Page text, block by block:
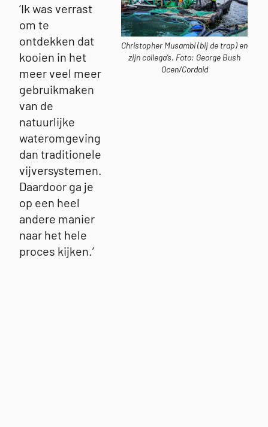
‘Ik was verrast
om te
ontdekken dat
kooien in het
meer veel meer
gebruikmaken
van de
natuurlijke
wateromgeving
dan traditionele
vijversystemen.
Daardoor ga je
op een heel
andere manier
naar het hele
proces kijken.’
Christopher Musambi (bij de trap) en
zijn collega’s. Foto: George Bush
Ocen/Cordaid